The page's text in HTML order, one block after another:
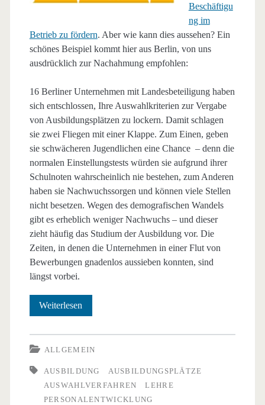
Beschäftigu
ng im
Betrieb zu fördern. Aber wie kann dies aussehen? Ein
schönes Beispiel kommt hier aus Berlin, von uns
ausdrücklich zur Nachahmung empfohlen:
16 Berliner Unternehmen mit Landesbeteiligung haben
sich entschlossen, Ihre Auswahlkriterien zur Vergabe
von Ausbildungsplätzen zu lockern. Damit schlagen
sie zwei Fliegen mit einer Klappe. Zum Einen, geben
sie schwächeren Jugendlichen eine Chance – denn die
normalen Einstellungstests würden sie aufgrund ihrer
Schulnoten wahrscheinlich nie bestehen, zum Anderen
haben sie Nachwuchssorgen und können viele Stellen
nicht besetzen. Wegen des demografischen Wandels
gibt es erheblich weniger Nachwuchs – und dieser
zieht häufig das Studium der Ausbildung vor. Die
Zeiten, in denen die Unternehmen in einer Flut von
Bewerbungen gnadenlos aussieben konnten, sind
längst vorbei.
Weiterlesen
schwache
Schüler
ein
ALLGEMEIN
AUSBILDUNG
AUSBILDUNGSPLÄTZE
AUSWAHLVERFAHREN
LEHRE
PERSONALENTWICKLUNG